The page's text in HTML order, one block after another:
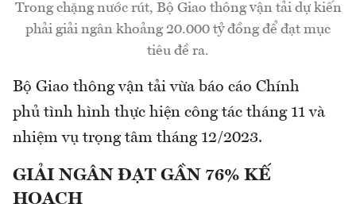
Trong chặng nước rút, Bộ Giao thông vận tải dự kiến
phải giải ngân khoảng 20.000 tỷ đồng để đạt mục
tiêu đề ra.
Bộ Giao thông vận tải vừa báo cáo Chính
phủ tình hình thực hiện công tác tháng 11 và
nhiệm vụ trọng tâm tháng 12/2023.
GIẢI NGÂN ĐẠT GẦN 76% KẾ
HOẠCH